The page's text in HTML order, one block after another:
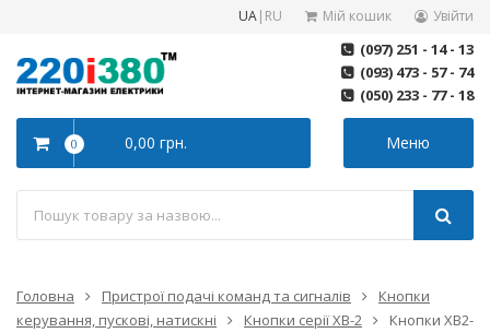
UA| RU Мій кошик Увійти
(097) 251 - 14 - 13
(093) 473 - 57 - 74
(050) 233 - 77 - 18
Меню
0 0,00 грн.
Головна Пристрої подачі команд та сигналів
Кнопки
керування, пускові, натискні
Кнопки серії XB-2
Кнопки XB2-